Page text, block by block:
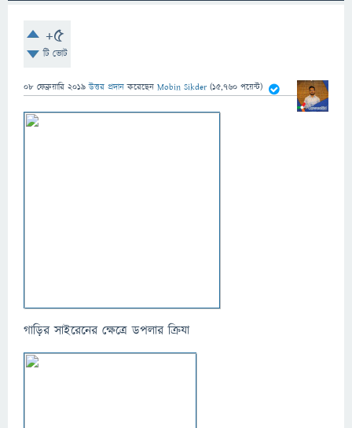
+5
টি ভোট
08 ফেব্রুয়ারি 2019 উত্তর প্রদান করেছেন Mobin Sikder (15,760 পয়েন্ট)
গাড়ির সাইরেনের ক্ষেত্রে ডপলার ক্রিযা